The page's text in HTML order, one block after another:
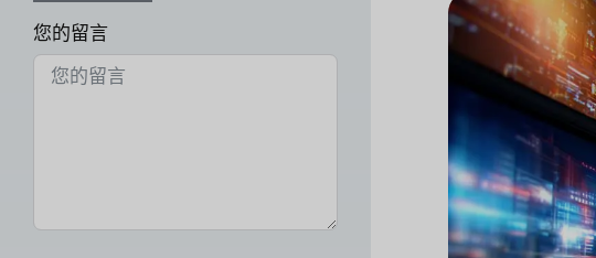
您的留言